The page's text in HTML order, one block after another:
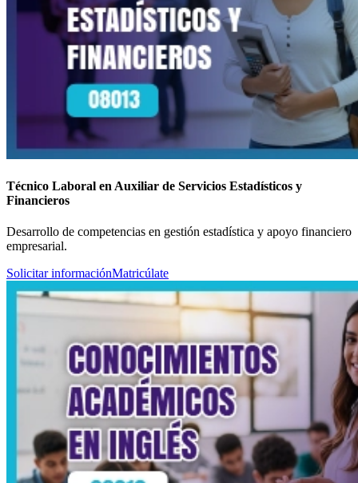
Técnico Laboral en Auxiliar de Servicios Estadísticos y
Financieros
Desarrollo de competencias en gestión estadística y apoyo financiero
empresarial.
Solicitar informaciónMatricúlate